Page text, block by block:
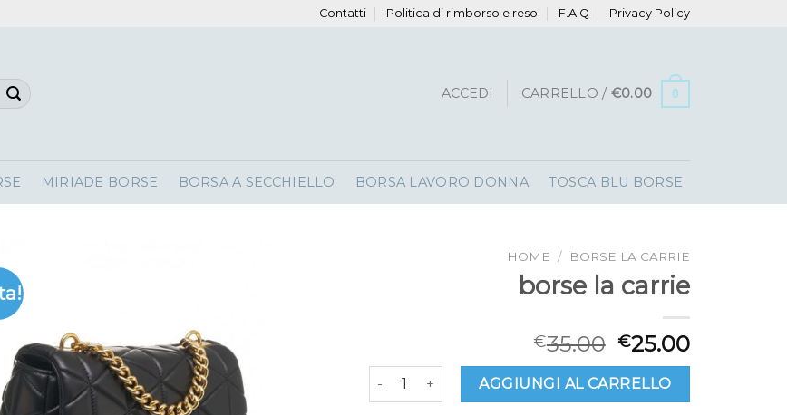
Contatti Politica di rimborso e reso F.A.Q Privacy Policy
ACCEDI CARRELLO / €0.00 0
MIRIADE BORSE BORSA A SECCHIELLO BORSA LAVORO DONNA TOSCA BLU BORSE
HOME / BORSE LA CARRIE
borse la carrie
€35.00 €25.00
borse la carrie quantitàAGGIUNGI AL CARRELLO